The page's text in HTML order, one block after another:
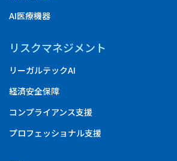
AI医療機器
リスクマネジメント
リーガルテックAI
経済安全保障
コンプライアンス支援
プロフェッショナル支援